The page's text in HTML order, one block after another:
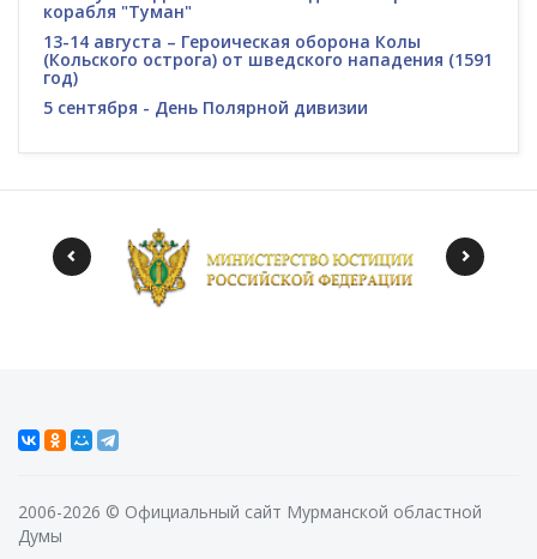
корабля "Туман"
13-14 августа – Героическая оборона Колы
(Кольского острога) от шведского нападения (1591
год)
5 сентября - День Полярной дивизии
2006-2026 © Официальный сайт Мурманской областной
Думы